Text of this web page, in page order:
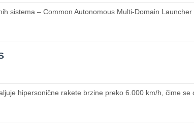
sistema – Common Autonomous Multi-Domain Launcher
hipersonične rakete brzine preko 6.000 km/h, čime se